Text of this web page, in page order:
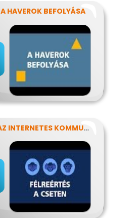
A HAVEROK BEFOLYÁSA
AZ INTERNETES KOMMUNIKÁCIÓ NÉHÁNY SAJÁTOSSÁGA